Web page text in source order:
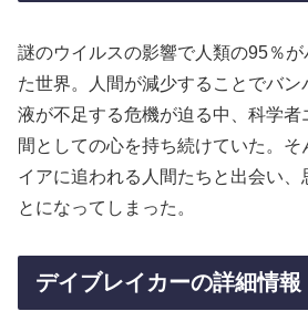
謎のウイルスの影響で人類の95％
た世界。人間が減少することでバン
液が不足する危機が迫る中、科学者
間としての心を持ち続けていた。
イアに追われる人間たちと出会い、
とになってしまった。
デイブレイカーの詳細情報